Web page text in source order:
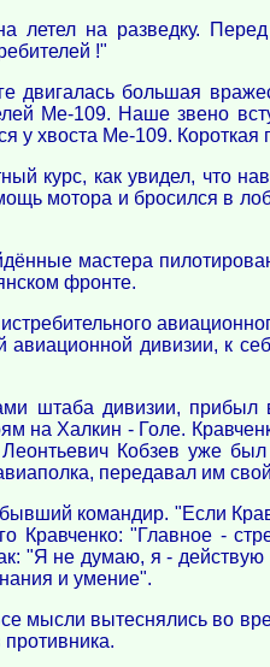
летел на разведку.
!"
двигалась большая
Ме-109. Наше звено
у хвоста Ме-109.
курс, как увидел, что
мотора и бросился в
мастера
фронте.
авиационной дивизии, к
штаба дивизии,
на Халкин - Голе.
Кобзев уже
передавал им
командир. "Если
Кравченко: "Главное -
"Я не думаю, я -
и умение".
мысли вытеснялись во